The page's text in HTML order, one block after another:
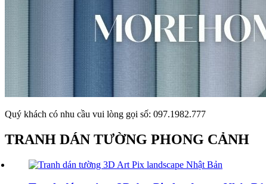
Quý khách có nhu cầu vui lòng gọi số: 097.1982.777
TRANH DÁN TƯỜNG PHONG CẢNH